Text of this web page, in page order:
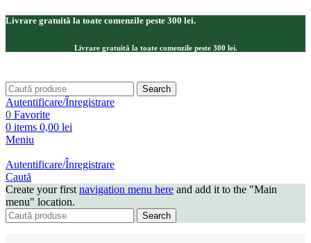
Livrare gratuită la toate comenzile peste 300 lei.
Livrare gratuită la toate comenzile peste 300 lei.
Search
Autentificare/Înregistrare
0 Favorite
0 items 0,00 lei
Meniu
Autentificare/Înregistrare
Caută
Create your first navigation menu here and add it to the "Main
menu" location.
Search